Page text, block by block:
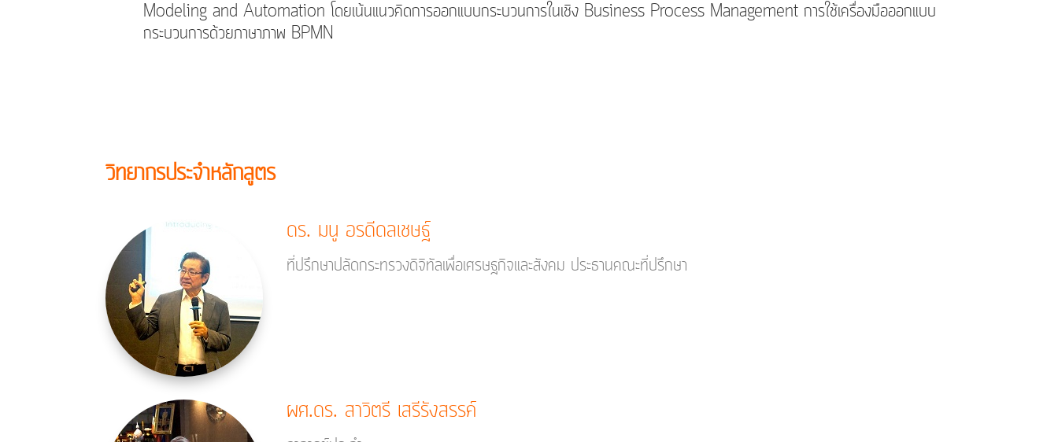
Modeling and Automation โดยเน้นแนวคิดการออกแบบกระบวนการในเชิง Business Process Management การใช้เครื่องมือออกแบบ
กระบวนการด้วยภาษาภาพ BPMN
วิทยากรประจำหลักสูตร
ดร. มนู อรดีดลเชษฐ์
ที่ปรึกษาปลัดกระทรวงดิจิทัลเพื่อเศรษฐกิจและสังคม ประธานคณะที่ปรึกษา
ผศ.ดร. สาวิตรี เสรีรังสรรค์